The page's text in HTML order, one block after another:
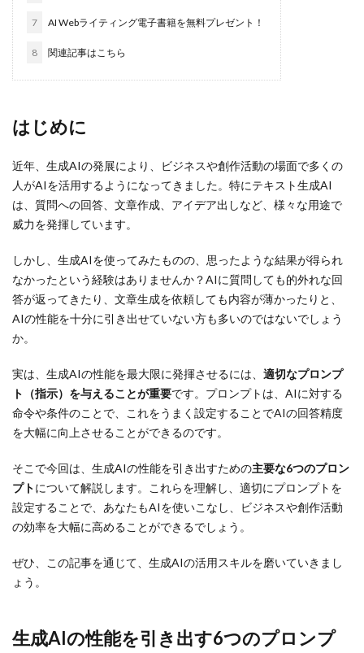
7 AI Webライティング電子書籍を無料プレゼント！
8 関連記事はこちら
はじめに
近年、生成AIの発展により、ビジネスや創作活動の場面で多くの
人がAIを活用するようになってきました。特にテキスト生成AI
は、質問への回答、文章作成、アイデア出しなど、様々な用途で
威力を発揮しています。
しかし、生成AIを使ってみたものの、思ったような結果が得られ
なかったという経験はありませんか？AIに質問しても的外れな回
答が返ってきたり、文章生成を依頼しても内容が薄かったりと、
AIの性能を十分に引き出せていない方も多いのではないでしょう
か。
実は、生成AIの性能を最大限に発揮させるには、 適切なプロンプ
ト（指示）を与えることが重要です。プロンプトは、AIに対する
命令や条件のことで、これをうまく設定することでAIの回答精度
を大幅に向上させることができるのです。
そこで今回は、生成AIの性能を引き出すための主要な6つのプロン
プトについて解説します。これらを理解し、適切にプロンプトを
設定することで、あなたもAIを使いこなし、ビジネスや創作活動
の効率を大幅に高めることができるでしょう。
ぜひ、この記事を通じて、生成AIの活用スキルを磨いていきまし
ょう。
生成AIの性能を引き出す6つのプロンプ